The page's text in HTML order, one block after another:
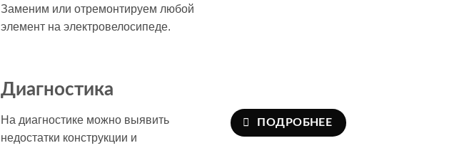
Заменим или отремонтируем любой
элемент на электровелосипеде.
Диагностика
На диагностике можно выявить
недостатки конструкции и
ПОДРОБНЕЕ